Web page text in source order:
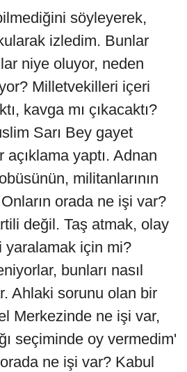
söyleyerek,
izledim. Bunlar
niye oluyor, neden
Milletvekilleri içeri
kavga mı çıkacaktı?
Sarı Bey gayet
yaptı. Adnan
militanlarının
orada ne işi var?
değil. Taş atmak, olay
yaralamak için mi?
bunları nasıl
Ahlaki sorunu olan bir
Merkezinde ne işi var,
seçiminde oy vermedim'
ne işi var? Kabul